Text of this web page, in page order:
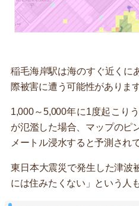
稲毛海岸駅は海のすぐ近くに
際被害に遭う可能性があります
1,000～5,000年に1度起こり
が氾濫した場合、マップのピ
メートル浸水すると予測され
東日本大震災で発生した津波
には住みたくない」という人